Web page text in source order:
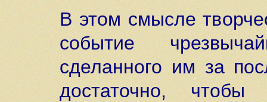
В этом смысле
событие
сделанного им за
достаточно, чтобы